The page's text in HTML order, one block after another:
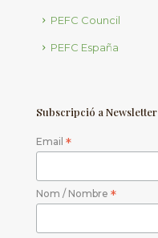
PEFC Council
PEFC España
Subscripció a Newsletter
Email *
Nom / Nombre *